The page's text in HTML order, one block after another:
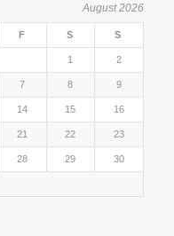
August 2026
F S S
1 2
7 8 9
14 15 16
21 22 23
28 29 30